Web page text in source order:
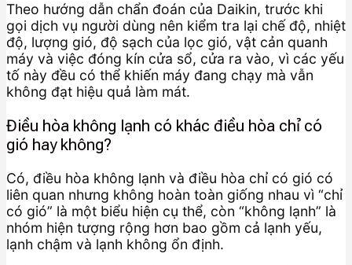
Theo hướng dẫn chẩn đoán của Daikin, trước khi
gọi dịch vụ người dùng nên kiểm tra lại chế độ, nhiệt
độ, lượng gió, độ sạch của lọc gió, vật cản quanh
máy và việc đóng kín cửa sổ, cửa ra vào, vì các yếu
tố này đều có thể khiến máy đang chạy mà vẫn
không đạt hiệu quả làm mát.
Điều hòa không lạnh có khác điều hòa chỉ có
gió hay không?
Có, điều hòa không lạnh và điều hòa chỉ có gió có
liên quan nhưng không hoàn toàn giống nhau vì “chỉ
có gió” là một biểu hiện cụ thể, còn “không lạnh” là
nhóm hiện tượng rộng hơn bao gồm cả lạnh yếu,
lạnh chậm và lạnh không ổn định.